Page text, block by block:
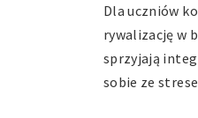
Dla uczniów
rywalizację w
sprzyjają
sobie ze